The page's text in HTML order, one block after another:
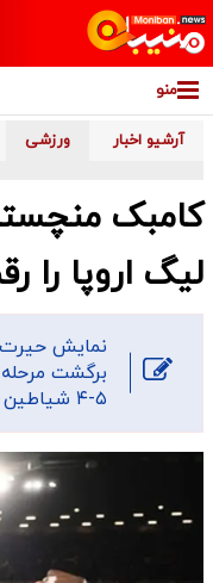
منو
آرشیو اخبار ورزشی
کامبک
لیگ اروپا را
نمایش حیرت
برگشت مرحله
۵-۴ شیاطین سرخ در تئاتر رؤیاها به پایان رسید.